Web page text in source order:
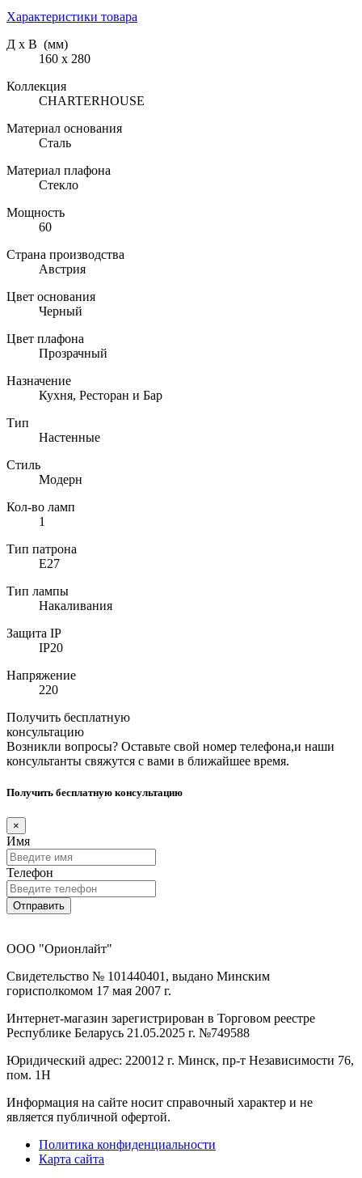
Характеристики товара
Д х В (мм)
160 х 280
Коллекция
CHARTERHOUSE
Материал основания
Сталь
Материал плафона
Стекло
Мощность
60
Страна производства
Австрия
Цвет основания
Черный
Цвет плафона
Прозрачный
Назначение
Кухня, Ресторан и Бар
Тип
Настенные
Стиль
Модерн
Кол-во ламп
1
Тип патрона
E27
Тип лампы
Накаливания
Защита IP
IP20
Напряжение
220
Получить бесплатную
консультацию
Возникли вопросы? Оставьте свой номер телефона,и наши
консультанты свяжутся с вами в ближайшее время.
Получить бесплатную консультацию
×
Имя
Телефон
Отправить
ООО "Орионлайт"
Свидетельство № 101440401, выдано Минским
горисполкомом 17 мая 2007 г.
Интернет-магазин зарегистрирован в Торговом реестре
Республике Беларусь 21.05.2025 г. №749588
Юридический адрес: 220012 г. Минск, пр-т Независимости 76,
пом. 1Н
Информация на сайте носит справочный характер и не
является публичной офертой.
Политика конфиденциальности
Карта сайта